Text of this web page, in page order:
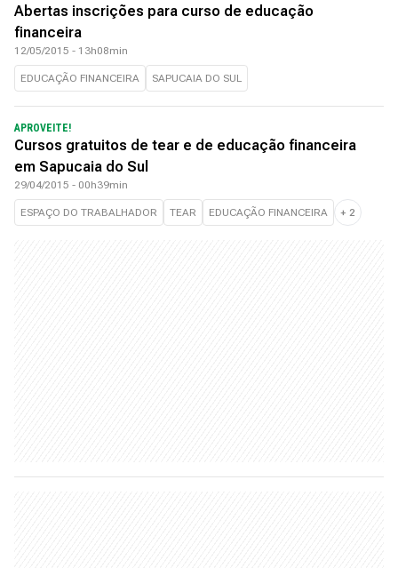
Abertas inscrições para curso de educação
financeira
12/05/2015 - 13h08min
EDUCAÇÃO FINANCEIRA SAPUCAIA DO SUL
APROVEITE!
Cursos gratuitos de tear e de educação financeira
em Sapucaia do Sul
29/04/2015 - 00h39min
ESPAÇO DO TRABALHADOR TEAR EDUCAÇÃO FINANCEIRA + 2